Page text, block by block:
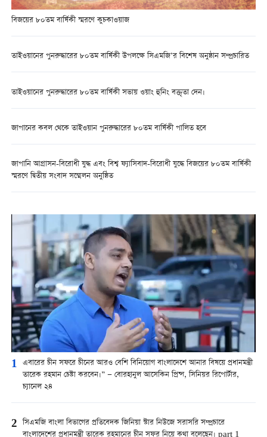
বিজয়ের ৮০তম বার্ষিকী স্মরণে কুচকাওয়াজ
তাইওয়ানের পুনরুদ্ধারের ৮০তম বার্ষিকী উপলক্ষে সিএমজি’র বিশেষ অনুষ্ঠান সম্প্রচারিত
তাইওয়ানের পুনরুদ্ধারের ৮০তম বার্ষিকী সভায় ওয়াং হুনিং বক্তৃতা দেন।
জাপানের কবল থেকে তাইওয়ান পুনরুদ্ধারের ৮০তম বার্ষিকী পালিত হবে
জাপানি আগ্রাসন-বিরোধী যুদ্ধ এবং বিশ্ব ফ্যাসিবাদ-বিরোধী যুদ্ধে বিজয়ের ৮০তম বার্ষিকী
স্মরণে দ্বিতীয় সংবাদ সম্মেলন অনুষ্ঠিত
1 এবারের চীন সফরে চীনের আরও বেশি বিনিয়োগ বাংলাদেশে আনার বিষয়ে প্রধানমন্ত্রী
তারেক রহমান চেষ্টা করবেন।” — বোরহানুল আসেকিন প্রিন্স, সিনিয়র রিপোর্টার,
চ্যানেল ২৪
2 সিএমজি বাংলা বিভাগের প্রতিবেদক জিনিয়া স্টার নিউজে সরাসরি সম্প্রচারে